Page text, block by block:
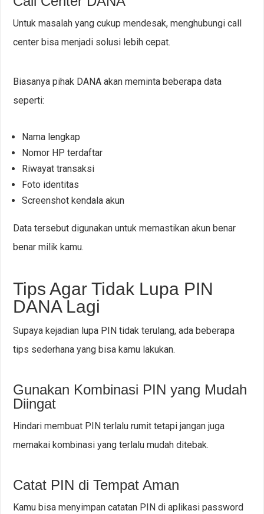
Untuk masalah yang cukup mendesak, menghubungi call
center bisa menjadi solusi lebih cepat.
Biasanya pihak DANA akan meminta beberapa data
seperti:
Nama lengkap
Nomor HP terdaftar
Riwayat transaksi
Foto identitas
Screenshot kendala akun
Data tersebut digunakan untuk memastikan akun benar
benar milik kamu.
Tips Agar Tidak Lupa PIN
DANA Lagi
Supaya kejadian lupa PIN tidak terulang, ada beberapa
tips sederhana yang bisa kamu lakukan.
Gunakan Kombinasi PIN yang Mudah
Diingat
Hindari membuat PIN terlalu rumit tetapi jangan juga
memakai kombinasi yang terlalu mudah ditebak.
Catat PIN di Tempat Aman
Kamu bisa menyimpan catatan PIN di aplikasi password